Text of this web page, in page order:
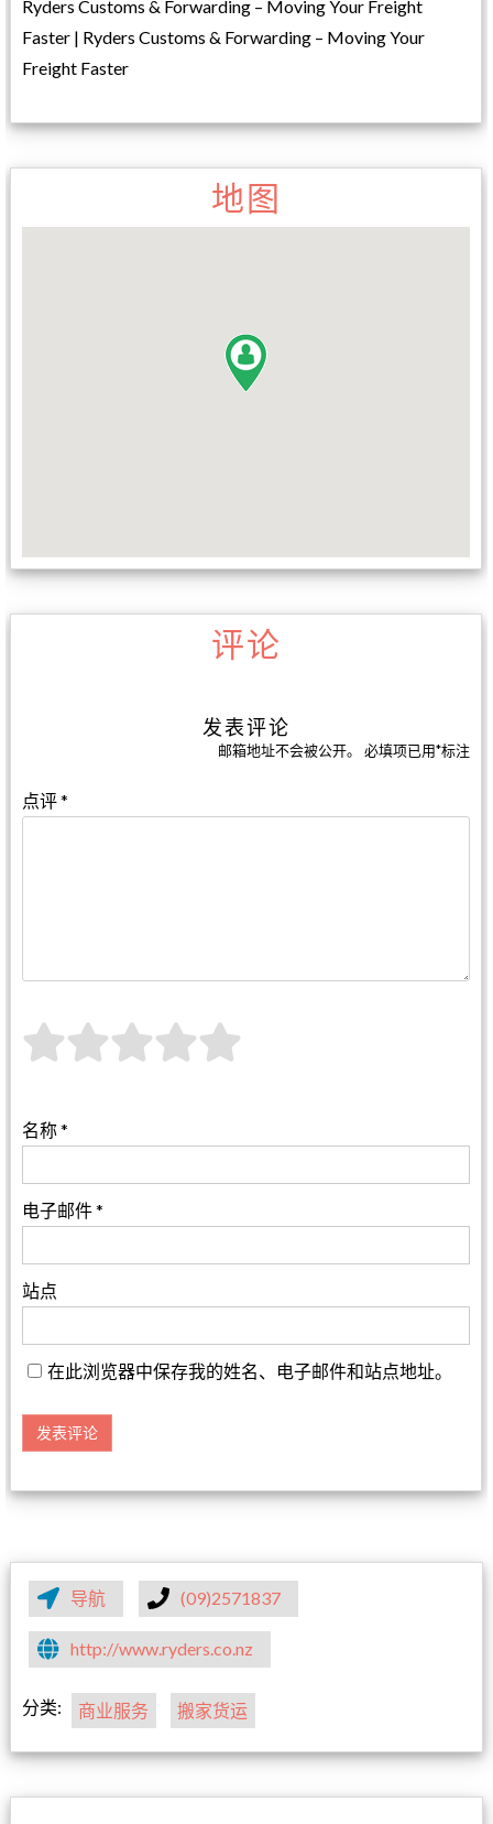
Ryders Customs & Forwarding – Moving Your Freight
Faster | Ryders Customs & Forwarding – Moving Your
Freight Faster
地图
评论
发表评论
邮箱地址不会被公开。 必填项已用*标注
点评*
名称*
电子邮件*
站点
在此浏览器中保存我的姓名、电子邮件和站点地址。
导航 (09)2571837
http://www.ryders.co.nz
分类: 商业服务 搬家货运